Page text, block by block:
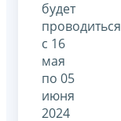
будет
проводиться
с 16
мая
по 05
июня
2024